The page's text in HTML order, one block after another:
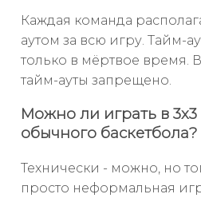
Каждая команда
аутом за всю игру. Тайм-
только в мёртвое время.
тайм-ауты запрещено.
Можно ли играть в
обычного баскетбола?
Технически - можно, но
просто неформальная